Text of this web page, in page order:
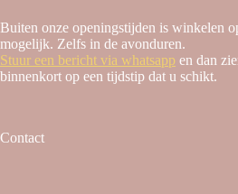
Buiten onze openingstijden is winkelen
mogelijk. Zelfs in de avonduren.
Stuur een bericht via whatsapp en dan
binnenkort op een tijdstip dat u schikt.
Contact